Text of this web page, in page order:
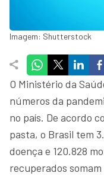
Imagem: Shutterstock
O Ministério da
números da
no país. De acordo
pasta, o Brasil tem
doença e 120.828
recuperados somam